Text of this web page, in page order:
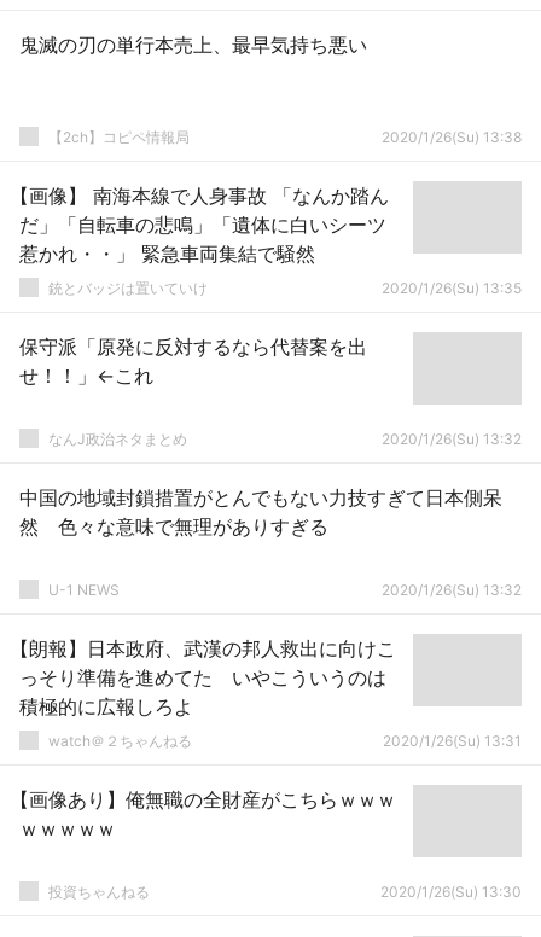
鬼滅の刃の単行本売上、最早気持ち悪い
【2ch】コピペ情報局 2020/1/26(Su) 13:38
【画像】 南海本線で人身事故 「なんか踏ん
だ」「自転車の悲鳴」「遺体に白いシーツ
惹かれ・・」 緊急車両集結で騒然
銃とバッジは置いていけ 2020/1/26(Su) 13:35
保守派「原発に反対するなら代替案を出
せ！！」←これ
なんJ政治ネタまとめ 2020/1/26(Su) 13:32
中国の地域封鎖措置がとんでもない力技すぎて日本側呆
然 色々な意味で無理がありすぎる
U-1 NEWS 2020/1/26(Su) 13:32
【朗報】日本政府、武漢の邦人救出に向けこ
っそり準備を進めてた いやこういうのは
積極的に広報しろよ
watch＠２ちゃんねる 2020/1/26(Su) 13:31
【画像あり】俺無職の全財産がこちらｗｗｗ
ｗｗｗｗｗ
投資ちゃんねる 2020/1/26(Su) 13:30